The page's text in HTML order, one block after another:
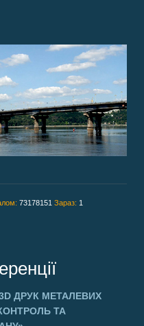
73178151 Зараз: 1
ДРУК МЕТАЛЕВИХ
ТА